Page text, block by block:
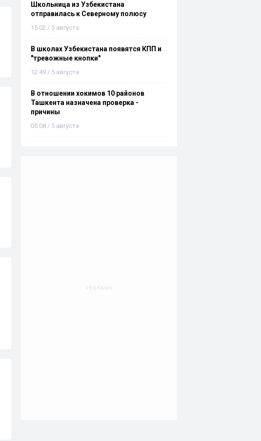
Школьница из Узбекистана
отправилась к Северному полюсу
15:02 / 5 августа
В школах Узбекистана появятся КПП и
"тревожные кнопки"
12:49 / 5 августа
В отношении хокимов 10 районов
Ташкента назначена проверка -
причины
05:08 / 5 августа